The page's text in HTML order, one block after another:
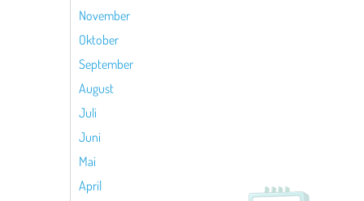
November
Oktober
September
August
Juli
Juni
Mai
April